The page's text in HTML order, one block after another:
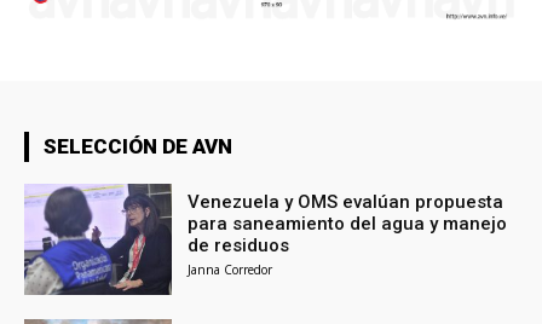
SELECCIÓN DE AVN
Venezuela y OMS evalúan propuesta
para saneamiento del agua y manejo
de residuos
Janna Corredor